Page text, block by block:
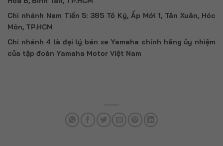
Chi nhánh Nam Tiến 5: 385 Tô Ký, Ấp Mới 1, Tân Xuân, Hóc
Môn, TP.HCM
Chi nhánh 4 là đại lý bán xe Yamaha chính hãng ủy nhiệm
của tập đoàn Yamaha Motor Việt Nam